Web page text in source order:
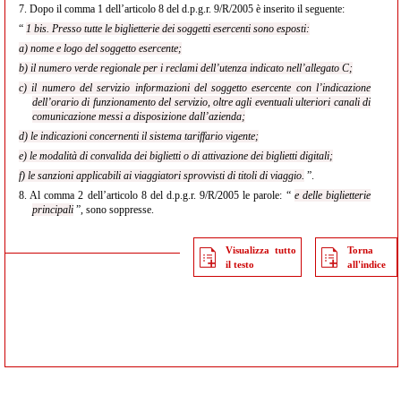
7. Dopo il comma 1 dell’articolo 8 del d.p.g.r. 9/R/2005 è inserito il seguente:
“ 1 bis. Presso tutte le biglietterie dei soggetti esercenti sono esposti:
a) nome e logo del soggetto esercente;
b) il numero verde regionale per i reclami dell’utenza indicato nell’allegato C;
c) il numero del servizio informazioni del soggetto esercente con l’indicazione
dell’orario di funzionamento del servizio, oltre agli eventuali ulteriori canali di
comunicazione messi a disposizione dall’azienda;
d) le indicazioni concernenti il sistema tariffario vigente;
e) le modalità di convalida dei biglietti o di attivazione dei biglietti digitali;
f) le sanzioni applicabili ai viaggiatori sprovvisti di titoli di viaggio. ”.
8. Al comma 2 dell’articolo 8 del d.p.g.r. 9/R/2005 le parole: “ e delle biglietterie
principali ”, sono soppresse.
Visualizza tutto
il testo
Torna
all'indice